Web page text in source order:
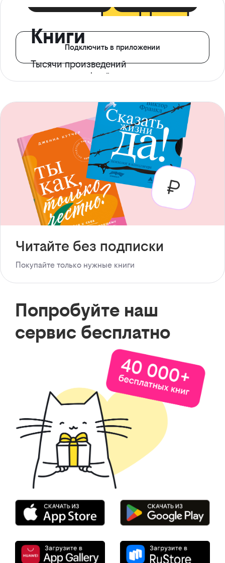
Книги
Тысячи произведений
с доступом офлайн
Подключить в приложении
Читайте без подписки
Покупайте только нужные книги
Попробуйте наш
сервис бесплатно